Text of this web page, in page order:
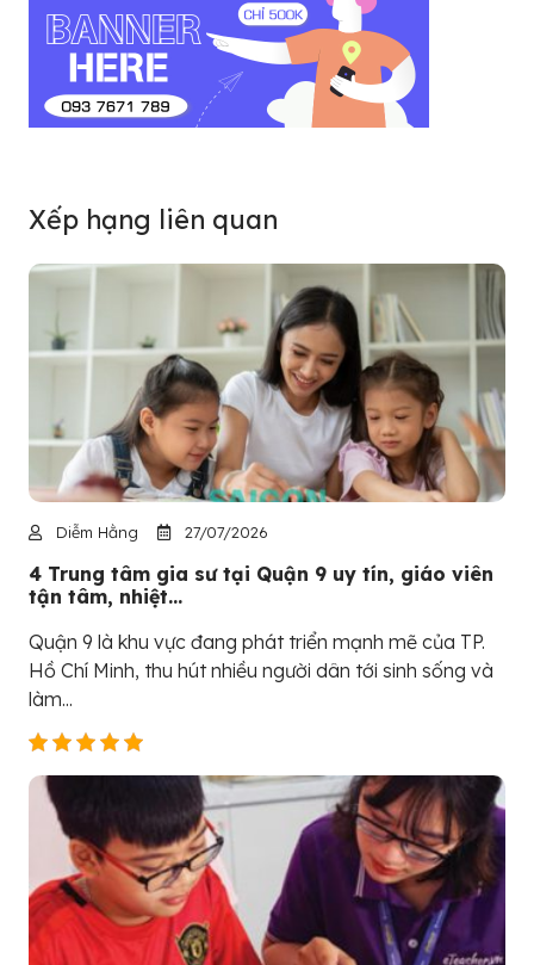
Xếp hạng liên quan
Diễm Hằng 27/07/2026
4 Trung tâm gia sư tại Quận 9 uy tín, giáo viên
tận tâm, nhiệt...
Quận 9 là khu vực đang phát triển mạnh mẽ của TP.
Hồ Chí Minh, thu hút nhiều người dân tới sinh sống và
làm...